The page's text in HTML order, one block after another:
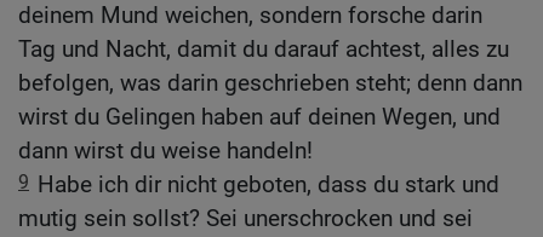
deinem Mund weichen, sondern forsche darin
Tag und Nacht, damit du darauf achtest, alles zu
befolgen, was darin geschrieben steht; denn dann
wirst du Gelingen haben auf deinen Wegen, und
dann wirst du weise handeln!
9 Habe ich dir nicht geboten, dass du stark und
mutig sein sollst? Sei unerschrocken und sei